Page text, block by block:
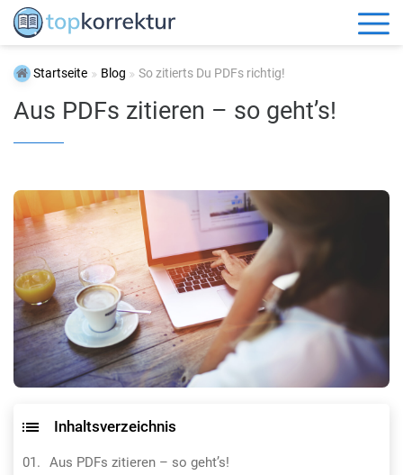
Startseite Blog So zitierts Du PDFs richtig!
Aus PDFs zitieren – so geht’s!
Inhaltsverzeichnis
Aus PDFs zitieren – so geht’s!